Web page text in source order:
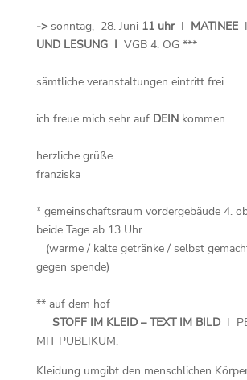
->sonntag, 28. Juni 11 uhrI MATINEE I
UND LESUNG I VGB 4. OG ***
sämtliche veranstaltungen eintritt frei
ich freue mich sehr auf DEINkommen
herzliche grüße
franziska
* gemeinschaftsraum vordergebäude 4.
beide Tage ab 13 Uhr
(warme / kalte getränke / selbst
gegen spende)
** auf dem hof
STOFF IM KLEID – TEXT IM BILDI
MIT PUBLIKUM.
Kleidung umgibt den menschlichen